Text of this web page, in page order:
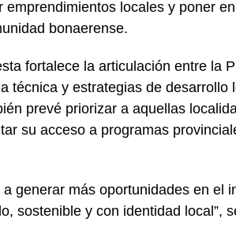
emprendimientos locales y poner
bonaerense.
fortalece la articulación entre la
técnica y estrategias de
prevé priorizar a aquellas
su acceso a programas
a generar más oportunidades en el
sostenible y con identidad local”,